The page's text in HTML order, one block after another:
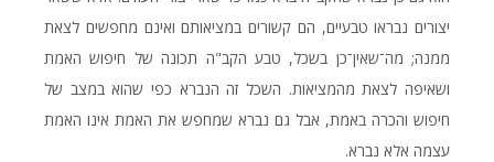
יצורים נבראו טבעיים, הם קשורים במציאותם ואינם מחפשים לצאת
ממנה; מה־שאין־כן בשכל, טבע הקב"ה תכונה של חיפוש האמת
ושאיפה לצאת מהמציאות. השכל זה הנברא כפי שהוא במצב של
חיפוש והכרה באמת, אבל גם נברא שמחפש את האמת אינו האמת
עצמה אלא נברא.